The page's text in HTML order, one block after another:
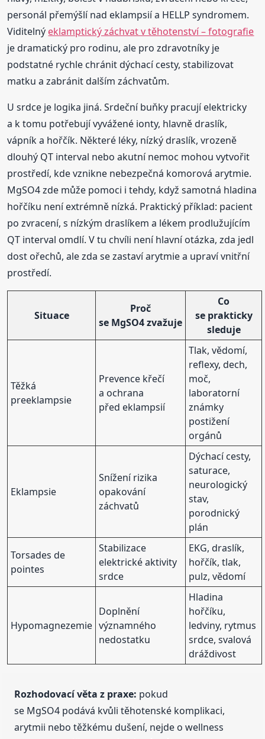
personál přemýšlí nad eklampsií a HELLP syndromem.
Viditelný eklamptický záchvat v těhotenství – fotografie
je dramatický pro rodinu, ale pro zdravotníky je
podstatné rychle chránit dýchací cesty, stabilizovat
matku a zabránit dalším záchvatům.
U srdce je logika jiná. Srdeční buňky pracují elektricky
a k tomu potřebují vyvážené ionty, hlavně draslík,
vápník a hořčík. Některé léky, nízký draslík, vrozeně
dlouhý QT interval nebo akutní nemoc mohou vytvořit
prostředí, kde vznikne nebezpečná komorová arytmie.
MgSO4 zde může pomoci i tehdy, když samotná hladina
hořčíku není extrémně nízká. Praktický příklad: pacient
po zvracení, s nízkým draslíkem a lékem prodlužujícím
QT interval omdlí. V tu chvíli není hlavní otázka, zda jedl
dost ořechů, ale zda se zastaví arytmie a upraví vnitřní
prostředí.
Situace
Proč
se MgSO4 zvažuje
Co
se prakticky
sleduje
Těžká
preeklampsie
Prevence křečí
a ochrana
před eklampsií
Tlak, vědomí,
reflexy, dech,
moč,
laboratorní
známky
postižení
orgánů
Eklampsie
Snížení rizika
opakování
záchvatů
Dýchací cesty,
saturace,
neurologický
stav,
porodnický
plán
Torsades de
pointes
Stabilizace
elektrické aktivity
srdce
EKG, draslík,
hořčík, tlak,
pulz, vědomí
Hypomagnezemie
Doplnění
významného
nedostatku
Hladina
hořčíku,
ledviny, rytmus
srdce, svalová
dráždivost
Rozhodovací věta z praxe: pokud
se MgSO4 podává kvůli těhotenské komplikaci,
arytmii nebo těžkému dušení, nejde o wellness